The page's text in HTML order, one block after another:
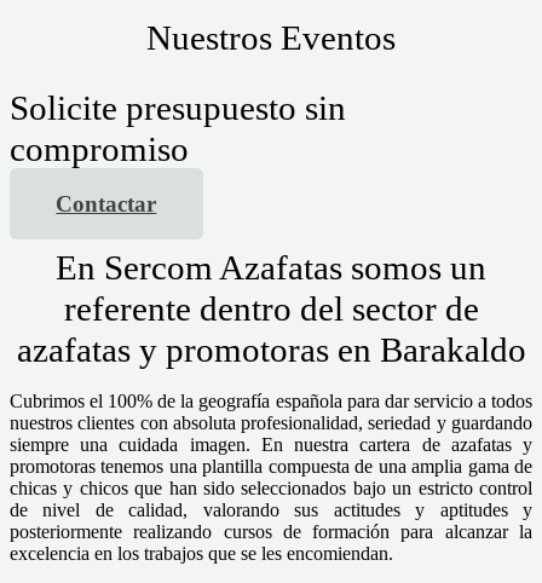
Nuestros Eventos
Solicite presupuesto sin
compromiso
Contactar
En Sercom Azafatas somos un
referente dentro del sector de
azafatas y promotoras en Barakaldo
Cubrimos el 100% de la geografía española para dar servicio a todos
nuestros clientes con absoluta profesionalidad, seriedad y guardando
siempre una cuidada imagen. En nuestra cartera de azafatas y
promotoras tenemos una plantilla compuesta de una amplia gama de
chicas y chicos que han sido seleccionados bajo un estricto control
de nivel de calidad, valorando sus actitudes y aptitudes y
posteriormente realizando cursos de formación para alcanzar la
excelencia en los trabajos que se les encomiendan.